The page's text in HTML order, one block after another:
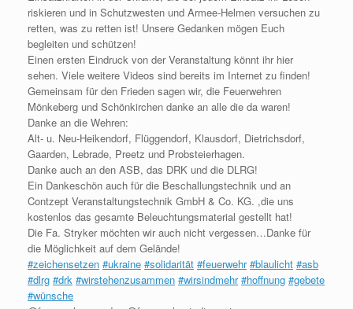
riskieren und in Schutzwesten und Armee-Helmen versuchen zu
retten, was zu retten ist! Unsere Gedanken mögen Euch
begleiten und schützen!
Einen ersten Eindruck von der Veranstaltung könnt ihr hier
sehen. Viele weitere Videos sind bereits im Internet zu finden!
Gemeinsam für den Frieden sagen wir, die Feuerwehren
Mönkeberg und Schönkirchen danke an alle die da waren!
Danke an die Wehren:
Alt- u. Neu-Heikendorf, Flüggendorf, Klausdorf, Dietrichsdorf,
Gaarden, Lebrade, Preetz und Probsteierhagen.
Danke auch an den ASB, das DRK und die DLRG!
Ein Dankeschön auch für die Beschallungstechnik und an
Contzept Veranstaltungstechnik GmbH & Co. KG. ,die uns
kostenlos das gesamte Beleuchtungsmaterial gestellt hat!
Die Fa. Stryker möchten wir auch nicht vergessen…Danke für
die Möglichkeit auf dem Gelände!
#zeichensetzen #ukraine #solidarität #feuerwehr #blaulicht #asb
#dlrg #drk #wirstehenzusammen #wirsindmehr #hoffnung #gebete
#wünsche